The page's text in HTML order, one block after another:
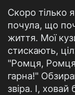
Скоро тілько
почула, що
життя. Мої
стискають,
"Ромця,
гарна!"
звіра. І,